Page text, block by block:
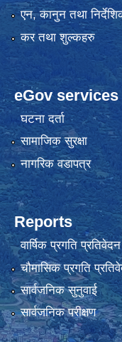
एन, कानुन तथा
कर तथा शुल्कहरु
eGov services
घटना दर्ता
सामाजिक सुरक्षा
नागरिक वडापत्र
Reports
वार्षिक प्रगति प्रतिवेदन
चौमासिक प्रगति
सार्वजनिक सुनुवाई
सार्वजनिक परीक्षण